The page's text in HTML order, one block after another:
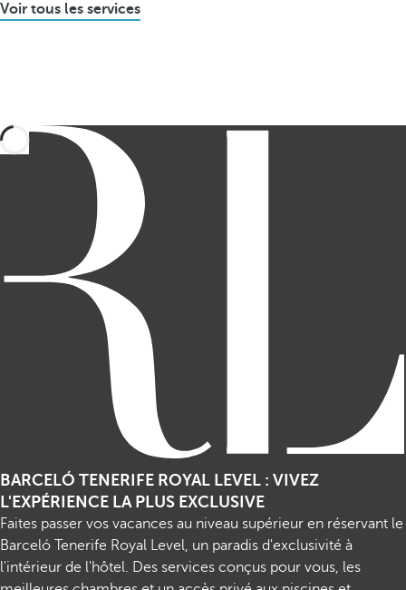
Voir tous les services
BARCELÓ TENERIFE ROYAL LEVEL : VIVEZ
L'EXPÉRIENCE LA PLUS EXCLUSIVE
Faites passer vos vacances au niveau supérieur en réservant le
Barceló Tenerife Royal Level, un paradis d'exclusivité à
l'intérieur de l'hôtel. Des services conçus pour vous, les